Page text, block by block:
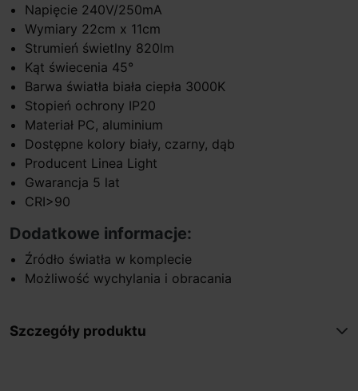
Napięcie 240V/250mA
Wymiary 22cm x 11cm
Strumień świetlny 820lm
Kąt świecenia 45°
Barwa światła biała ciepła 3000K
Stopień ochrony IP20
Materiał PC, aluminium
Dostępne kolory biały, czarny, dąb
Producent Linea Light
Gwarancja 5 lat
CRI>90
Dodatkowe informacje:
Źródło światła w komplecie
Możliwość wychylania i obracania
Szczegóły produktu